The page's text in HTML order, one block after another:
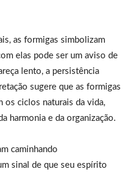
as formigas simbolizam
elas pode ser um aviso de
lento, a persistência
sugere que as formigas
os ciclos naturais da vida,
harmonia e da organização.
caminhando
sinal de que seu espírito